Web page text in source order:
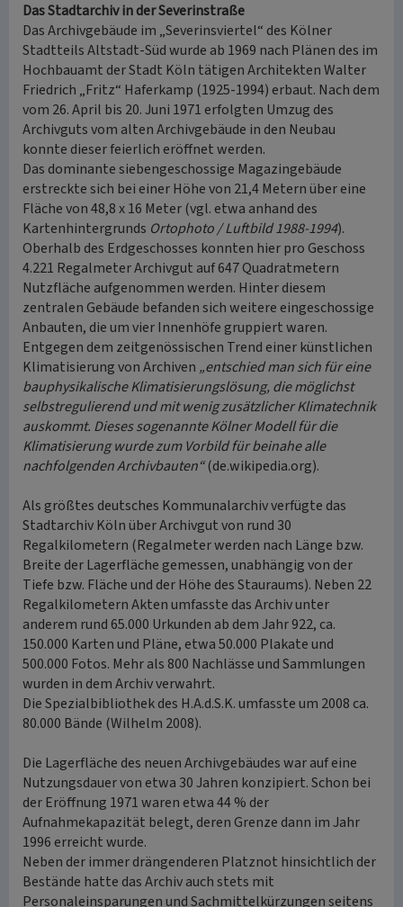
Das Stadtarchiv in der Severinstraße
Das Archivgebäude im „Severinsviertel“ des Kölner
Stadtteils Altstadt-Süd wurde ab 1969 nach Plänen des im
Hochbauamt der Stadt Köln tätigen Architekten Walter
Friedrich „Fritz“ Haferkamp (1925-1994) erbaut. Nach dem
vom 26. April bis 20. Juni 1971 erfolgten Umzug des
Archivguts vom alten Archivgebäude in den Neubau
konnte dieser feierlich eröffnet werden.
Das dominante siebengeschossige Magazingebäude
erstreckte sich bei einer Höhe von 21,4 Metern über eine
Fläche von 48,8 x 16 Meter (vgl. etwa anhand des
Kartenhintergrunds Ortophoto / Luftbild 1988-1994).
Oberhalb des Erdgeschosses konnten hier pro Geschoss
4.221 Regalmeter Archivgut auf 647 Quadratmetern
Nutzfläche aufgenommen werden. Hinter diesem
zentralen Gebäude befanden sich weitere eingeschossige
Anbauten, die um vier Innenhöfe gruppiert waren.
Entgegen dem zeitgenössischen Trend einer künstlichen
Klimatisierung von Archiven „entschied man sich für eine
bauphysikalische Klimatisierungslösung, die möglichst
selbstregulierend und mit wenig zusätzlicher Klimatechnik
auskommt. Dieses sogenannte Kölner Modell für die
Klimatisierung wurde zum Vorbild für beinahe alle
nachfolgenden Archivbauten“(de.wikipedia.org).
Als größtes deutsches Kommunalarchiv verfügte das
Stadtarchiv Köln über Archivgut von rund 30
Regalkilometern (Regalmeter werden nach Länge bzw.
Breite der Lagerfläche gemessen, unabhängig von der
Tiefe bzw. Fläche und der Höhe des Stauraums). Neben 22
Regalkilometern Akten umfasste das Archiv unter
anderem rund 65.000 Urkunden ab dem Jahr 922, ca.
150.000 Karten und Pläne, etwa 50.000 Plakate und
500.000 Fotos. Mehr als 800 Nachlässe und Sammlungen
wurden in dem Archiv verwahrt.
Die Spezialbibliothek des H.A.d.S.K. umfasste um 2008 ca.
80.000 Bände (Wilhelm 2008).
Die Lagerfläche des neuen Archivgebäudes war auf eine
Nutzungsdauer von etwa 30 Jahren konzipiert. Schon bei
der Eröffnung 1971 waren etwa 44 % der
Aufnahmekapazität belegt, deren Grenze dann im Jahr
1996 erreicht wurde.
Neben der immer drängenderen Platznot hinsichtlich der
Bestände hatte das Archiv auch stets mit
Personaleinsparungen und Sachmittelkürzungen seitens